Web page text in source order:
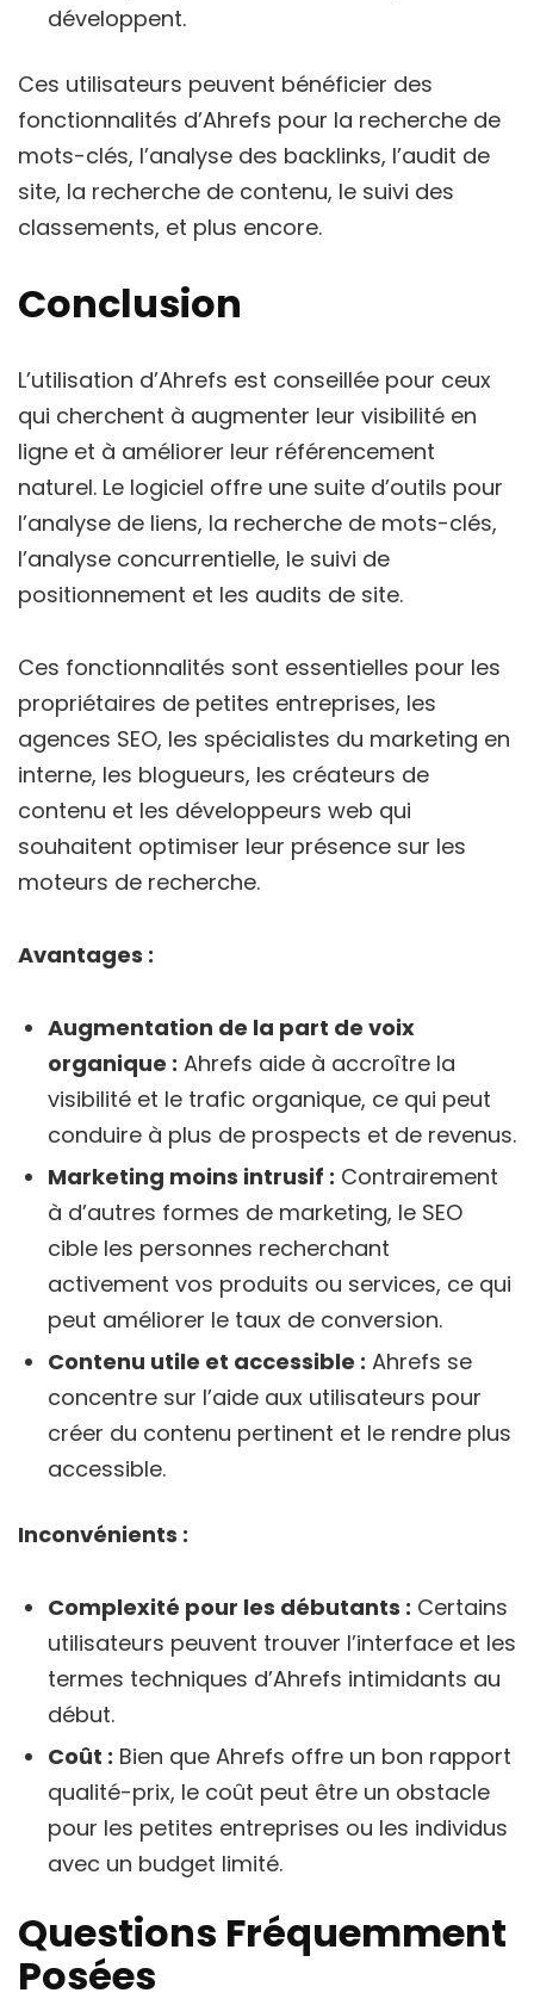
développent.
Ces utilisateurs peuvent bénéficier des
fonctionnalités d’Ahrefs pour la recherche de
mots-clés, l’analyse des backlinks, l’audit de
site, la recherche de contenu, le suivi des
classements, et plus encore.
Conclusion
L’utilisation d’Ahrefs est conseillée pour ceux
qui cherchent à augmenter leur visibilité en
ligne et à améliorer leur référencement
naturel. Le logiciel offre une suite d’outils pour
l’analyse de liens, la recherche de mots-clés,
l’analyse concurrentielle, le suivi de
positionnement et les audits de site.
Ces fonctionnalités sont essentielles pour les
propriétaires de petites entreprises, les
agences SEO, les spécialistes du marketing en
interne, les blogueurs, les créateurs de
contenu et les développeurs web qui
souhaitent optimiser leur présence sur les
moteurs de recherche.
Avantages :
Augmentation de la part de voix
organique : Ahrefs aide à accroître la
visibilité et le trafic organique, ce qui peut
conduire à plus de prospects et de revenus.
Marketing moins intrusif : Contrairement
à d’autres formes de marketing, le SEO
cible les personnes recherchant
activement vos produits ou services, ce qui
peut améliorer le taux de conversion.
Contenu utile et accessible : Ahrefs se
concentre sur l’aide aux utilisateurs pour
créer du contenu pertinent et le rendre plus
accessible.
Inconvénients :
Complexité pour les débutants : Certains
utilisateurs peuvent trouver l’interface et les
termes techniques d’Ahrefs intimidants au
début.
Coût : Bien que Ahrefs offre un bon rapport
qualité-prix, le coût peut être un obstacle
pour les petites entreprises ou les individus
avec un budget limité.
Questions Fréquemment
Posées